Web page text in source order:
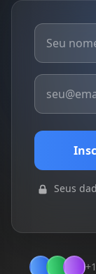
Seus